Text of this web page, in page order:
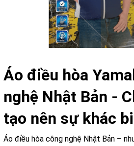
Áo điều hòa
nghệ Nhật Bản -
tạo nên sự khác
Áo điều hòa công nghệ Nhật Bản –